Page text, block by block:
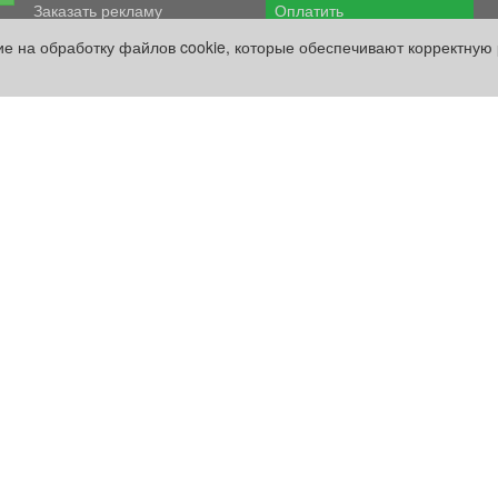
на обработку файлов cookie, которые обеспечивают корректную
Заказать рекламу
Оплатить
Наши ресурсы:
Газета "Частник-М"